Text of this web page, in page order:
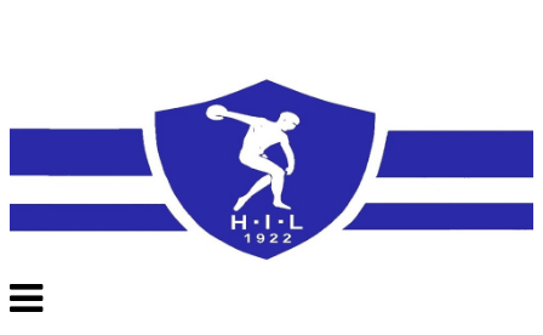
Veksle
navigasjon